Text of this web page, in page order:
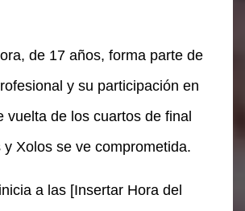
de 17 años, forma parte de
y su participación en
vuelta de los cuartos de final
y Xolos se ve comprometida.
a las [Insertar Hora del